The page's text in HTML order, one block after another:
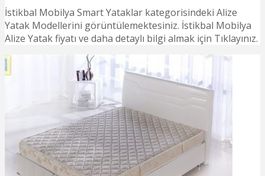
İstikbal Mobilya Smart Yataklar kategorisindeki Alize
Yatak Modellerini görüntülemektesiniz. İstikbal Mobilya
Alize Yatak fiyatı ve daha detaylı bilgi almak için Tıklayınız.